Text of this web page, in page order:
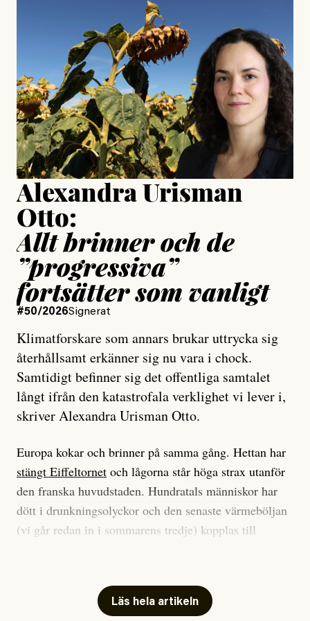
Jonas Lundström
Publicerad24 July, 2026
Jesper Lundby: ”Livet i sig
är ganska politiskt”
Jesper Lundby
Publicerad15 July, 2026
Uppdaterad15 July, 2026
Alexandra Urisman
Otto:
Allt brinner och de
”progressiva”
fortsätter som vanligt
#50/2026Signerat
Klimatforskare som annars brukar uttrycka sig
återhållsamt erkänner sig nu vara i chock.
Samtidigt befinner sig det offentliga samtalet
långt ifrån den katastrofala verklighet vi lever i,
skriver Alexandra Urisman Otto.
Europa kokar och brinner på samma gång. Hettan har
stängt Eiffeltornet och lågorna står höga strax utanför
den franska huvudstaden. Hundratals människor har
dött i drunkningsolyckor och den senaste värmeböljan
(vi går redan in i sommarens tredje) kopplas till
Har du också panik i hettan? Känns det som en
mardröm? Bra, allt annat vore fullständigt orimligt.
Läs hela artikeln